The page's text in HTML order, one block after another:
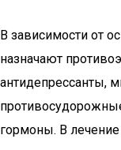
В зависимости от
назначают
антидепрессанты,
гормоны. В